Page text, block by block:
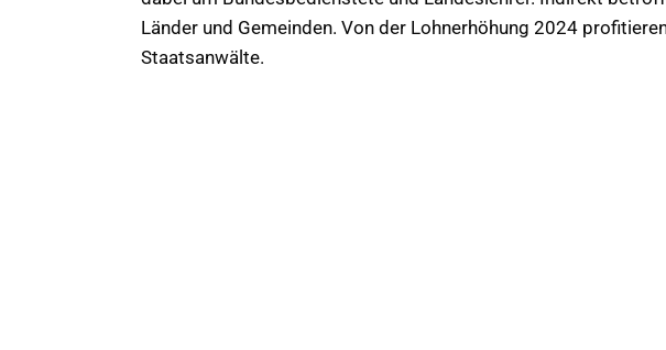
Länder und Gemeinden. Von der Lohnerhöhung 2024
Staatsanwälte.